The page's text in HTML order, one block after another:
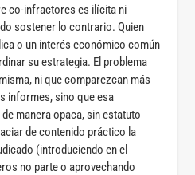
co-infractores es ilícita ni
sostener lo contrario. Quien
o un interés económico común
su estrategia. El problema
ni que comparezcan más
informes, sino que esa
manera opaca, sin estatuto
de contenido práctico la
(introduciendo en el
no parte o aprovechando